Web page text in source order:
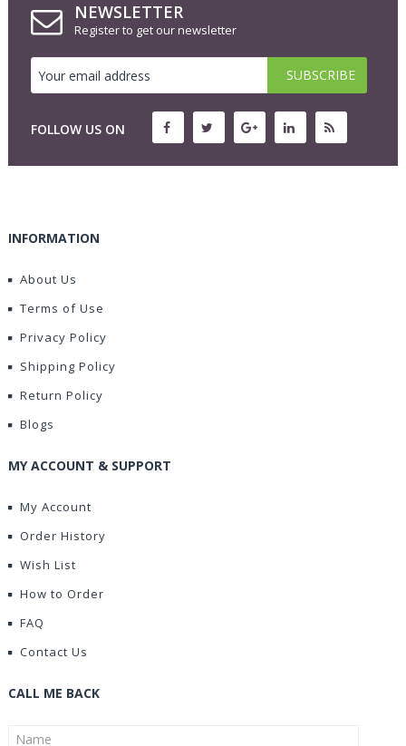
NEWSLETTER
Register to get our newsletter
FOLLOW US ON
INFORMATION
About Us
Terms of Use
Privacy Policy
Shipping Policy
Return Policy
Blogs
MY ACCOUNT & SUPPORT
My Account
Order History
Wish List
How to Order
FAQ
Contact Us
CALL ME BACK